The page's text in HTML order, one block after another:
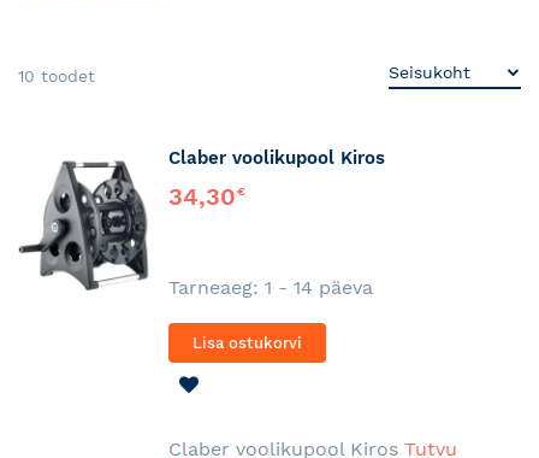
10 toodet
Claber voolikupool Kiros
34,30€
Tarneaeg: 1 - 14 päeva
Lisa ostukorvi
Claber voolikupool Kiros Tutvu